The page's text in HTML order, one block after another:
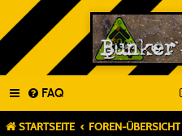
FAQ
STARTSEITE FOREN-ÜBERSICHT